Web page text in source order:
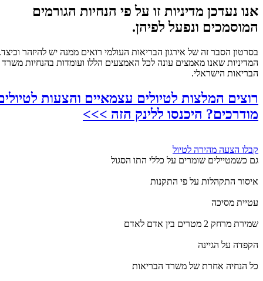
אנו נעדכן מדיניות זו על פי הנחיות הגורמים
המוסמכים ונפעל לפיהן.
בסרטון הסבר זה של אירגון הבריאות העולמי רואים ממנה יש להיזהר וכיצד.
המדיניות שאנו מאמצים עונה לכל האמצעים הללו ועומדות בהנחיות משרד
הבריאות הישראלי.
רוצים המלצות לטיולים עצמאיים והצעות לטיולים
מודרכים? היכנסו ללינק הזה >>>
קבלו הצעה מהירה לטיול
גם כשמטיילים שומרים על כללי התו הסגול
איסור התקהלות על פי התקנות
עטיית מסיכה
שמירת מרחק 2 מטרים בין אדם לאדם
הקפדה על הגיינה
כל הנחיה אחרת של משרד הבריאות